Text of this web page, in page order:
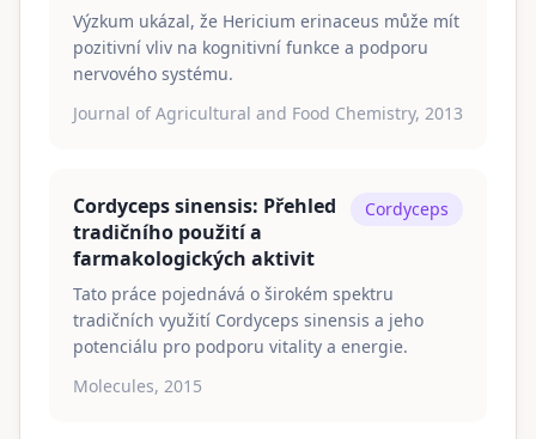
Výzkum ukázal, že Hericium erinaceus může mít
pozitivní vliv na kognitivní funkce a podporu
nervového systému.
Journal of Agricultural and Food Chemistry, 2013
Cordyceps sinensis: Přehled
tradičního použití a
farmakologických aktivit
Cordyceps
Tato práce pojednává o širokém spektru
tradičních využití Cordyceps sinensis a jeho
potenciálu pro podporu vitality a energie.
Molecules, 2015